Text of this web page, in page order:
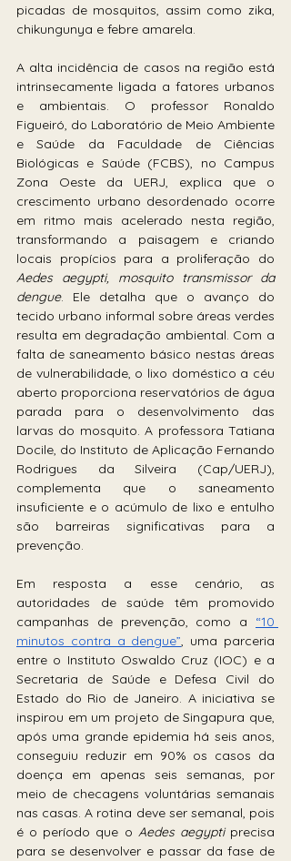
picadas de mosquitos, assim como zika,
chikungunya e febre amarela.
A alta incidência de casos na região está
intrinsecamente ligada a fatores urbanos
e ambientais. O professor Ronaldo
Figueiró, do Laboratório de Meio Ambiente
e Saúde da Faculdade de Ciências
Biológicas e Saúde (FCBS), no Campus
Zona Oeste da UERJ, explica que o
crescimento urbano desordenado ocorre
em ritmo mais acelerado nesta região,
transformando a paisagem e criando
Aedes aegypti, mosquito transmissor da
dengue. Ele detalha que o avanço do
tecido urbano informal sobre áreas verdes
resulta em degradação ambiental. Com a
falta de saneamento básico nestas áreas
de vulnerabilidade, o lixo doméstico a céu
aberto proporciona reservatórios de água
parada para o desenvolvimento das
larvas do mosquito. A professora Tatiana
Docile, do Instituto de Aplicação Fernando
Rodrigues da Silveira (Cap/UERJ),
complementa que o saneamento
insuficiente e o acúmulo de lixo e entulho
são barreiras significativas para a
prevenção.
Em resposta a esse cenário, as
autoridades de saúde têm promovido
campanhas de prevenção, como a “10
minutos contra a dengue”, uma parceria
entre o Instituto Oswaldo Cruz (IOC) e a
Secretaria de Saúde e Defesa Civil do
Estado do Rio de Janeiro. A iniciativa se
inspirou em um projeto de Singapura que,
após uma grande epidemia há seis anos,
conseguiu reduzir em 90% os casos da
doença em apenas seis semanas, por
meio de checagens voluntárias semanais
nas casas. A rotina deve ser semanal, pois
é o período que o Aedes aegypti precisa
para se desenvolver e passar da fase de